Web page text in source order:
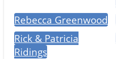
Rebecca Greenwood
Rick & Patricia
Ridings